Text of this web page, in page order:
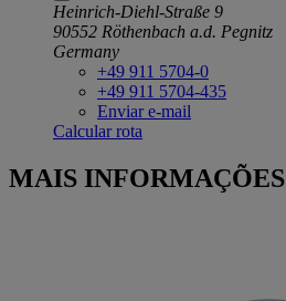
Heinrich-Diehl-Straße 9
90552 Röthenbach a.d. Pegnitz
Germany
+49 911 5704-0
+49 911 5704-435
Enviar e-mail
Calcular rota
MAIS INFORMAÇÕES